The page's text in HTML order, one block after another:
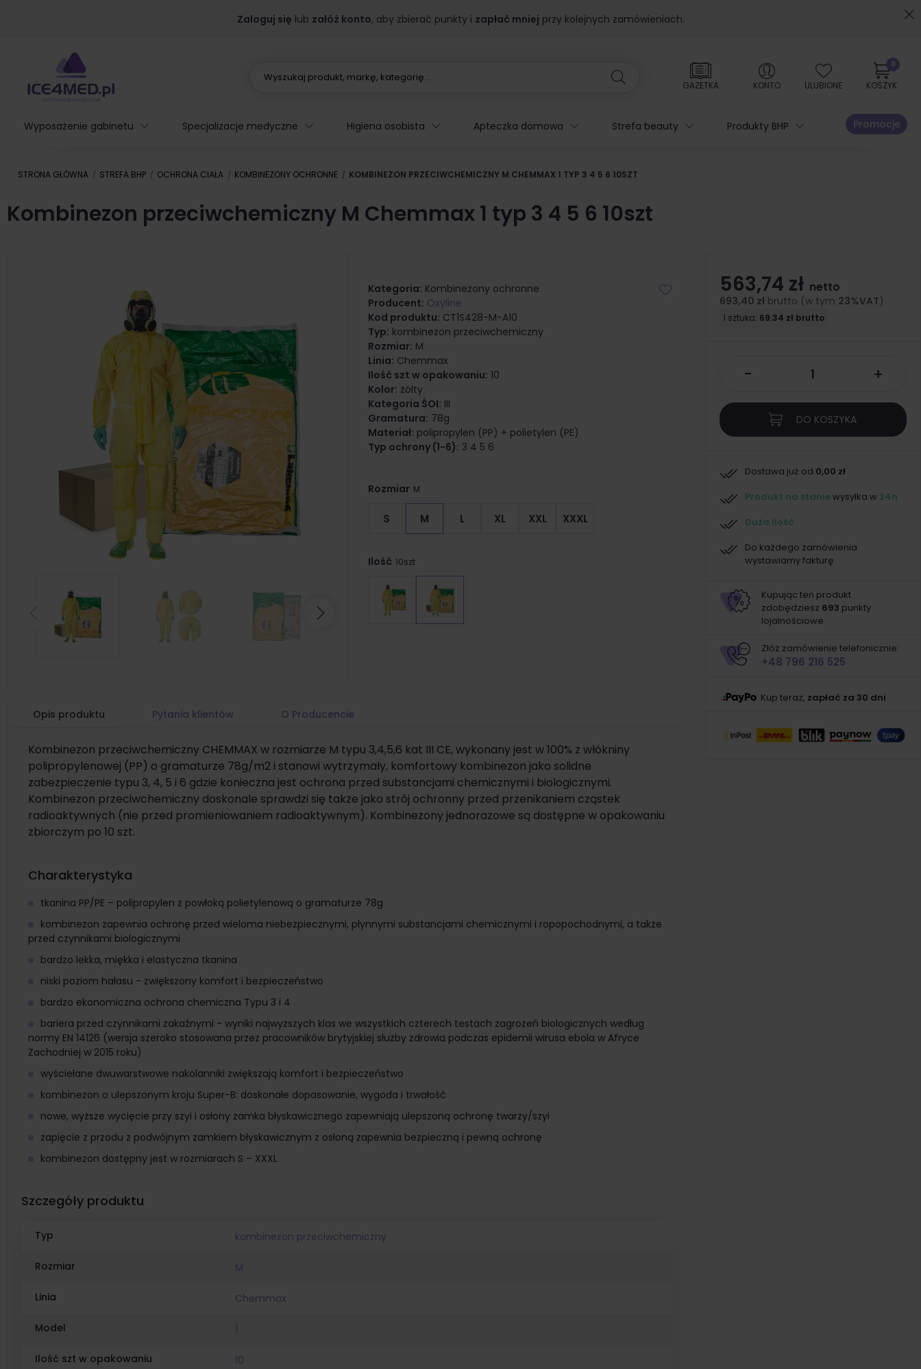
Zaloguj się lub załóż konto, aby zbierać punkty i zapłać mniej przy kolejnych zamówieniach.
GAZETKA KONTO ULUBIONE KOSZYK
0
Wyposażenie gabinetu Specjalizacje medyczne Higiena osobista Apteczka domowa Strefa beauty Produkty BHP Promocje
STRONA GŁÓWNA STREFA BHP OCHRONA CIAŁA KOMBINEZONY OCHRONNE KOMBINEZON PRZECIWCHEMICZNY M CHEMMAX 1 TYP 3 4 5 6 10SZT
Kombinezon przeciwchemiczny M Chemmax 1 typ 3 4 5 6 10szt
Poprzedni Następny
Kategoria: Kombinezony ochronne
Producent: Oxyline
Kod produktu: CT1S428-M-A10
Typ: kombinezon przeciwchemiczny
Rozmiar: M
Linia: Chemmax
Ilość szt w opakowaniu: 10
Kolor: żółty
Kategoria ŚOI: III
Gramatura: 78g
Materiał: polipropylen (PP) + polietylen (PE)
Typ ochrony (1-6): 3 4 5 6
Rozmiar M
S M L XL XXL XXXL
Ilość 10szt
563,74 zł netto
693,40 złbrutto (w tym 23%VAT)
1 sztuka: 69.34 zł brutto
- +
DO KOSZYKA
Dostawa już od 0,00 zł
Produkt na staniewysyłka w 24h
Duża ilość
Do każdego zamówienia
wystawiamy fakturę
Kupując ten produkt
zdobędziesz 693 punkty
lojalnościowe
Złóż zamówienie telefonicznie:
+48 796 216 525
Kup teraz, zapłać za 30 dni
Opis produktu Pytania klientów O Producencie
Kombinezon przeciwchemiczny CHEMMAX w rozmiarze M typu 3,4,5,6 kat III CE, wykonany jest w 100% z włókniny
polipropylenowej (PP) o gramaturze 78g/m2 i stanowi wytrzymały, komfortowy kombinezon jako solidne
zabezpieczenie typu 3, 4, 5 i 6 gdzie konieczna jest ochrona przed substancjami chemicznymi i biologicznymi.
Kombinezon przeciwchemiczny doskonale sprawdzi się także jako strój ochronny przed przenikaniem cząstek
radioaktywnych (nie przed promieniowaniem radioaktywnym). Kombinezony jednorazowe są dostępne w opakowaniu
zbiorczym po 10 szt.
Charakterystyka
tkanina PP/PE – polipropylen z powłoką polietylenową o gramaturze 78g
kombinezon zapewnia ochronę przed wieloma niebezpiecznymi, płynnymi substancjami chemicznymi i ropopochodnymi, a także
przed czynnikami biologicznymi
bardzo lekka, miękka i elastyczna tkanina
niski poziom hałasu - zwiększony komfort i bezpieczeństwo
bardzo ekonomiczna ochrona chemiczna Typu 3 i 4
bariera przed czynnikami zakaźnymi - wyniki najwyższych klas we wszystkich czterech testach zagrożeń biologicznych według
normy EN 14126 (wersja szeroko stosowana przez pracowników brytyjskiej służby zdrowia podczas epidemii wirusa ebola w Afryce
Zachodniej w 2015 roku)
wyściełane dwuwarstwowe nakolanniki zwiększają komfort i bezpieczeństwo
kombinezon o ulepszonym kroju Super-B: doskonałe dopasowanie, wygoda i trwałość
nowe, wyższe wycięcie przy szyi i osłony zamka błyskawicznego zapewniają ulepszoną ochronę twarzy/szyi
zapięcie z przodu z podwójnym zamkiem błyskawicznym z osłoną zapewnia bezpieczną i pewną ochronę
kombinezon dostępny jest w rozmiarach S – XXXL
Szczegóły produktu
Typ kombinezon przeciwchemiczny
Rozmiar M
Linia Chemmax
Model 1
Ilość szt w opakowaniu 10